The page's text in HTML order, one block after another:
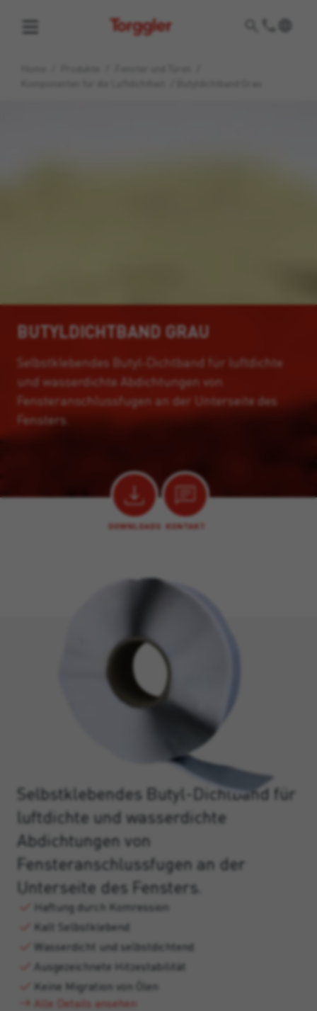
Torggler
BUTYLDICHTBAND GRAU
Selbstklebendes Butyl-Dichtband für luftdichte
und wasserdichte Abdichtungen von
Fensteranschlussfugen an der Unterseite des
Fensters.
DOWNLOADS KONTAKT
Selbstklebendes Butyl-Dichtband für
luftdichte und wasserdichte
Abdichtungen von
Fensteranschlussfugen an der
Unterseite des Fensters.
Haftung durch Komression
Kalt Selbstklebend
Wasserdicht und selbstdichtend
Ausgezeichnete Hitzestabilität
Keine Migration von Ölen
Alle Details ansehen